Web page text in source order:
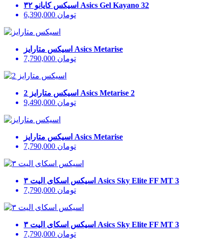
اسیکس کایانو ۳۲ Asics Gel Kayano 32
6,390,000 تومان
اسیکس متارایز Asics Metarise
7,790,000 تومان
اسیکس متارایز 2 Asics Metarise 2
9,490,000 تومان
اسیکس متارایز Asics Metarise
7,790,000 تومان
اسیکس اسکای الیت ۳ Asics Sky Elite FF MT 3
7,790,000 تومان
اسیکس اسکای الیت ۳ Asics Sky Elite FF MT 3
7,790,000 تومان